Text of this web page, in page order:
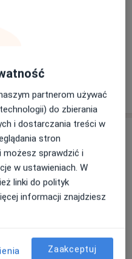
umawiać wizyt przez
adresie
pacjentów
samodzielnie lub
akceptuje Twoje
ubezpieczenia
partnerom używać
do zbierania
i dostarczania treści w
stron
możesz sprawdzić i
w ustawieniach. W
linki do polityk
informacji znajdziesz
Zaakceptuj